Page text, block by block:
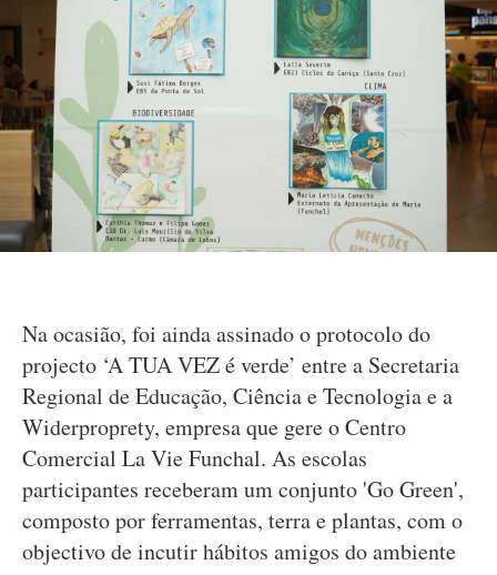
Na ocasião, foi ainda assinado o protocolo do
projecto ‘A TUA VEZ é verde’ entre a Secretaria
Regional de Educação, Ciência e Tecnologia e a
Widerproprety, empresa que gere o Centro
Comercial La Vie Funchal. As escolas
participantes receberam um conjunto 'Go Green',
composto por ferramentas, terra e plantas, com o
objectivo de incutir hábitos amigos do ambiente